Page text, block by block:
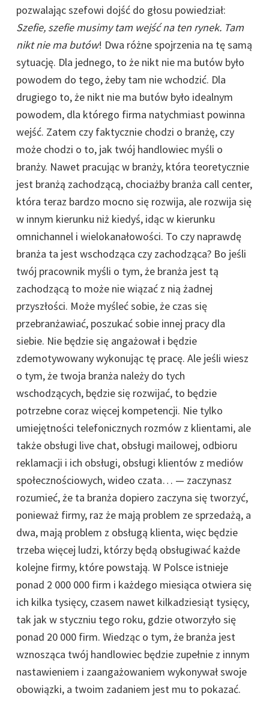
pozwalając szefowi dojść do głosu powiedział:
Szefie, szefie musimy tam wejść na ten rynek. Tam
nikt nie ma butów! Dwa różne spojrzenia na tę samą
sytuację. Dla jednego, to że nikt nie ma butów było
powodem do tego, żeby tam nie wchodzić. Dla
drugiego to, że nikt nie ma butów było idealnym
powodem, dla którego firma natychmiast powinna
wejść. Zatem czy faktycznie chodzi o branżę, czy
może chodzi o to, jak twój handlowiec myśli o
branży. Nawet pracując w branży, która teoretycznie
jest branżą zachodzącą, chociażby branża call center,
która teraz bardzo mocno się rozwija, ale rozwija się
w innym kierunku niż kiedyś, idąc w kierunku
omnichannel i wielokanałowości. To czy naprawdę
branża ta jest wschodząca czy zachodząca? Bo jeśli
twój pracownik myśli o tym, że branża jest tą
zachodzącą to może nie wiązać z nią żadnej
przyszłości. Może myśleć sobie, że czas się
przebranżawiać, poszukać sobie innej pracy dla
siebie. Nie będzie się angażował i będzie
zdemotywowany wykonując tę pracę. Ale jeśli wiesz
o tym, że twoja branża należy do tych
wschodzących, będzie się rozwijać, to będzie
potrzebne coraz więcej kompetencji. Nie tylko
umiejętności telefonicznych rozmów z klientami, ale
także obsługi live chat, obsługi mailowej, odbioru
reklamacji i ich obsługi, obsługi klientów z mediów
społecznościowych, wideo czata… — zaczynasz
rozumieć, że ta branża dopiero zaczyna się tworzyć,
ponieważ firmy, raz że mają problem ze sprzedażą, a
dwa, mają problem z obsługą klienta, więc będzie
trzeba więcej ludzi, którzy będą obsługiwać każde
kolejne firmy, które powstają. W Polsce istnieje
ponad 2 000 000 firm i każdego miesiąca otwiera się
ich kilka tysięcy, czasem nawet kilkadziesiąt tysięcy,
tak jak w styczniu tego roku, gdzie otworzyło się
ponad 20 000 firm. Wiedząc o tym, że branża jest
wznosząca twój handlowiec będzie zupełnie z innym
nastawieniem i zaangażowaniem wykonywał swoje
obowiązki, a twoim zadaniem jest mu to pokazać.